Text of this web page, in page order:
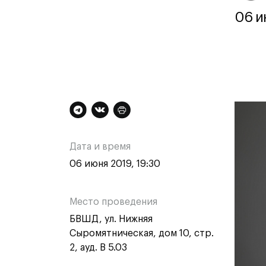
06
Дополнительная
информация
о
Дата и время
06 июня 2019, 19:30
Место проведения
БВШД, ул. Нижняя
Сыромятническая, дом 10, стр.
2, ауд. B 5.03